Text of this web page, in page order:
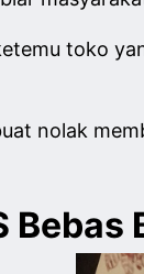
toko
nolak
Bebas